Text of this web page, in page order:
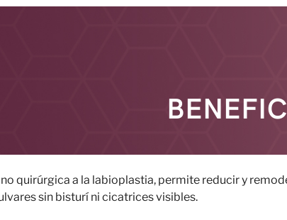
quirúrgica a la labioplastia, permite reducir y
sin bisturí ni cicatrices visibles.